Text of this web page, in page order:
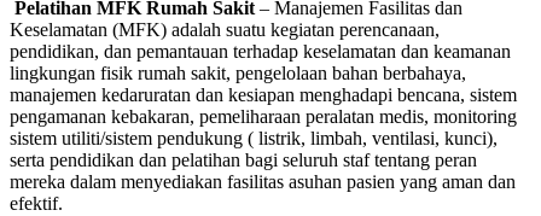
Pelatihan MFK Rumah Sakit – Manajemen Fasilitas dan
Keselamatan (MFK) adalah suatu kegiatan perencanaan,
pendidikan, dan pemantauan terhadap keselamatan dan keamanan
lingkungan fisik rumah sakit, pengelolaan bahan berbahaya,
manajemen kedaruratan dan kesiapan menghadapi bencana, sistem
pengamanan kebakaran, pemeliharaan peralatan medis, monitoring
sistem utiliti/sistem pendukung ( listrik, limbah, ventilasi, kunci),
serta pendidikan dan pelatihan bagi seluruh staf tentang peran
mereka dalam menyediakan fasilitas asuhan pasien yang aman dan
efektif.